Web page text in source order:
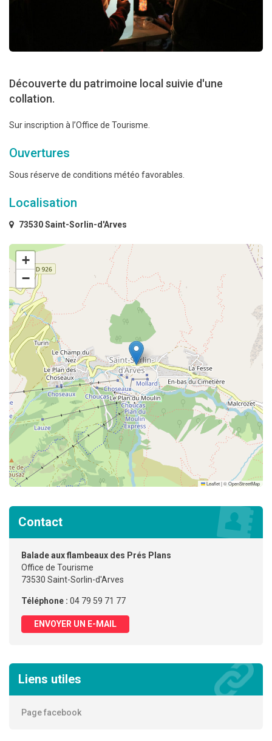
Découverte du patrimoine local suivie d'une
collation.
Sur inscription à l’Office de Tourisme.
Ouvertures
Sous réserve de conditions météo favorables.
Localisation
73530 Saint-Sorlin-d'Arves
+
−
Leaflet|©OpenStreetMap
Contact
Balade aux flambeaux des Prés Plans
Office de Tourisme
73530 Saint-Sorlin-d'Arves
Téléphone : 04 79 59 71 77
ENVOYER UN E-MAIL
Liens utiles
Page facebook